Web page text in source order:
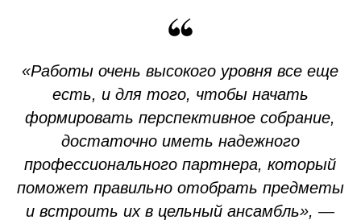
«Работы очень высокого уровня все еще
есть, и для того, чтобы начать
формировать перспективное собрание,
достаточно иметь надежного
профессионального партнера, который
поможет правильно отобрать предметы
и встроить их в цельный ансамбль», —